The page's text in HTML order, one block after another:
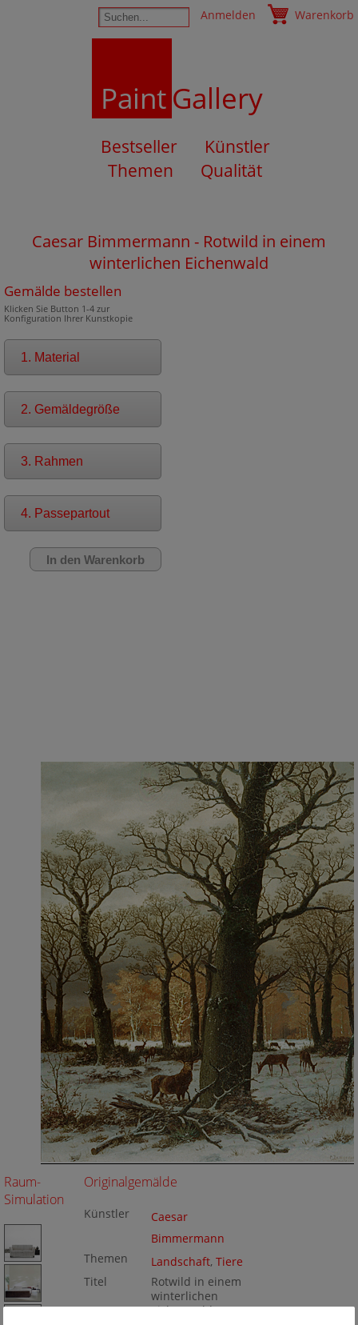
Anmelden Warenkorb
PaintGallery
Bestseller
Künstler
Themen
Qualität
Caesar Bimmermann - Rotwild in einem
winterlichen Eichenwald
Gemälde bestellen
Klicken Sie Button 1-4 zur
Konfiguration Ihrer Kunstkopie
1. Material
2. Gemäldegröße
3. Rahmen
4. Passepartout
Raum-
Simulation
Originalgemälde
Künstler
Caesar
Bimmermann
Themen
Landschaft, Tiere
Titel
Rotwild in einem
winterlichen
Eichenwald